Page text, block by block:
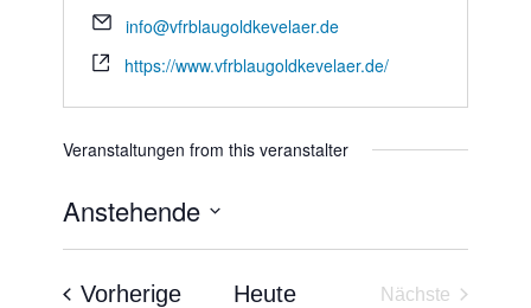
info@vfrblaugoldkevelaer.de
https://www.vfrblaugoldkevelaer.de/
Veranstaltungen from this veranstalter
Anstehende
Datum
wählen.
VorherigeVeranstaltungen
Heute
Nächste